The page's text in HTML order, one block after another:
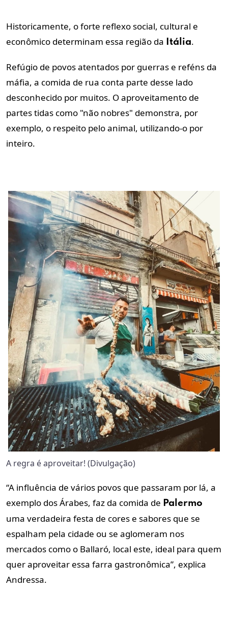
Historicamente, o forte reflexo social, cultural e
econômico determinam essa região da
Itália.
Refúgio de povos atentados por guerras e reféns da
máfia, a comida de rua conta parte desse lado
desconhecido por muitos. O aproveitamento de
partes tidas como "não nobres" demonstra, por
exemplo, o respeito pelo animal, utilizando-o por
inteiro.
A regra é aproveitar! (Divulgação)
“A influência de vários povos que passaram por lá, a
exemplo dos Árabes, faz da comida de Palermo
uma verdadeira festa de cores e sabores que se
espalham pela cidade ou se aglomeram nos
mercados como o Ballaró, local este, ideal para quem
quer aproveitar essa farra gastronômica”, explica
Andressa.